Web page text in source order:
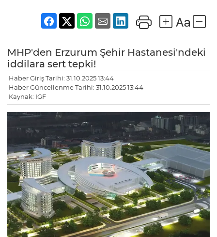
MHP'den Erzurum Şehir Hastanesi'ndeki
iddilara sert tepki!
Haber Giriş Tarihi: 31.10.2025 13:44
Haber Güncellenme Tarihi: 31.10.2025 13:44
Kaynak: IGF